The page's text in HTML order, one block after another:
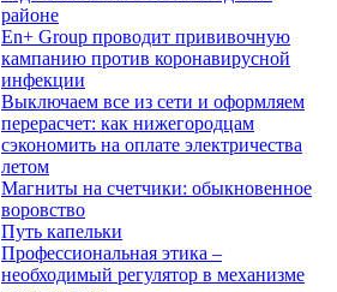
районе
En+ Group проводит прививочную
кампанию против коронавирусной
инфекции
Выключаем все из сети и оформляем
перерасчет: как нижегородцам
сэкономить на оплате электричества
летом
Магниты на счетчики: обыкновенное
воровство
Путь капельки
Профессиональная этика –
необходимый регулятор в механизме